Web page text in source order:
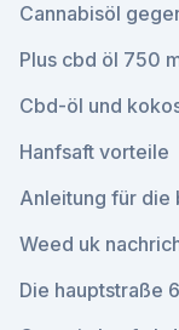
Cannabisöl
Plus cbd öl 750
Cbd-öl und
Hanfsaft vorteile
Anleitung für die
Weed uk
Die hauptstraße